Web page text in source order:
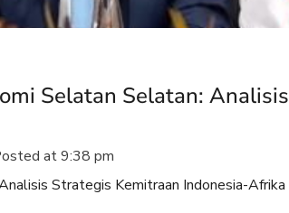
Selatan Selatan: Analisis
at9:38 pm
Strategis Kemitraan Indonesia-Afrika